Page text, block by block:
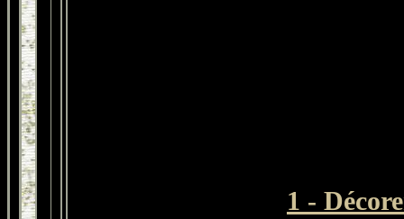
1 -